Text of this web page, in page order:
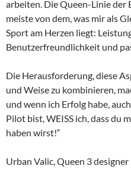
arbeiten. Die Queen-Linie der
meiste von dem, was mir als
Sport am Herzen liegt:
Benutzerfreundlichkeit und
Die Herausforderung, diese
und Weise zu kombinieren,
und wenn ich Erfolg habe,
Pilot bist, WEISS ich, dass du
haben wirst!“
Urban Valic, Queen 3 designer